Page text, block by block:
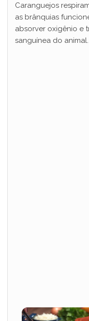
Caranguejos
as brânquias
absorver oxigênio e
sanguínea do animal.